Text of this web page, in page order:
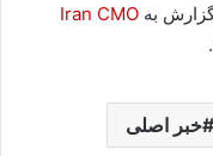
به Iran CMO
خبر اصلی